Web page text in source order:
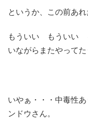
というか、この前あれ
もういい もういい
いながらまたやってた
いやぁ・・・中毒性
ンドウさん。